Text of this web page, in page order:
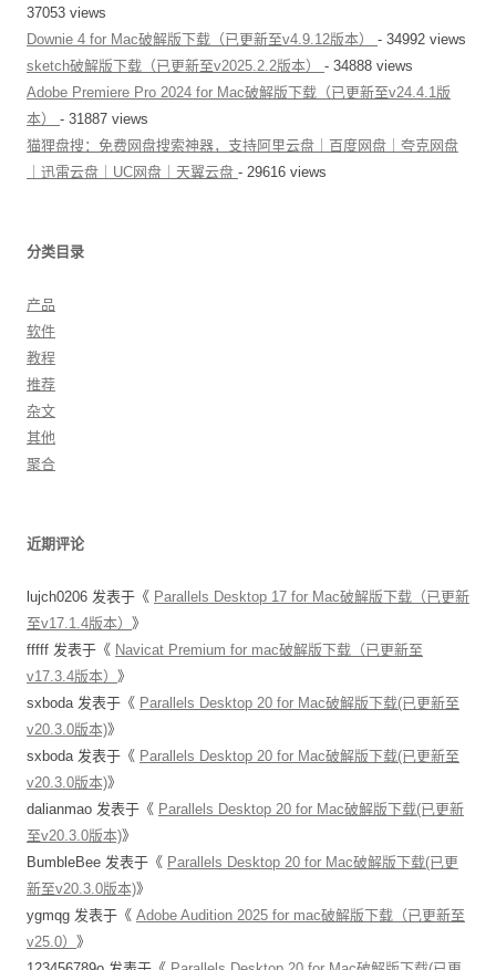
37053 views
Downie 4 for Mac破解版下载（已更新至v4.9.12版本） - 34992 views
sketch破解版下载（已更新至v2025.2.2版本） - 34888 views
Adobe Premiere Pro 2024 for Mac破解版下载（已更新至v24.4.1版
本） - 31887 views
猫狸盘搜：免费网盘搜索神器，支持阿里云盘｜百度网盘｜夸克网盘
｜迅雷云盘｜UC网盘｜天翼云盘 - 29616 views
分类目录
产品
软件
教程
推荐
杂文
其他
聚合
近期评论
lujch0206 发表于《 Parallels Desktop 17 for Mac破解版下载（已更新
至v17.1.4版本） 》
fffff 发表于《 Navicat Premium for mac破解版下载（已更新至
v17.3.4版本） 》
sxboda发表于《 Parallels Desktop 20 for Mac破解版下载(已更新至
v20.3.0版本)》
sxboda发表于《 Parallels Desktop 20 for Mac破解版下载(已更新至
v20.3.0版本)》
dalianmao 发表于《 Parallels Desktop 20 for Mac破解版下载(已更新
至v20.3.0版本)》
BumbleBee 发表于《 Parallels Desktop 20 for Mac破解版下载(已更
新至v20.3.0版本)》
ygmqg 发表于《 Adobe Audition 2025 for mac破解版下载（已更新至
v25.0） 》